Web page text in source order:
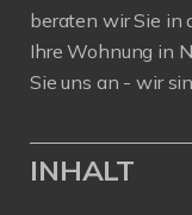
beraten wir Sie in
Ihre Wohnung in
Sie uns an - wir
INHALT